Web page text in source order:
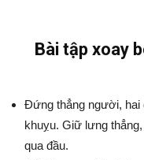
Bài tập xoay
Đứng thẳng người, hai
khuỵu. Giữ lưng
qua đầu.